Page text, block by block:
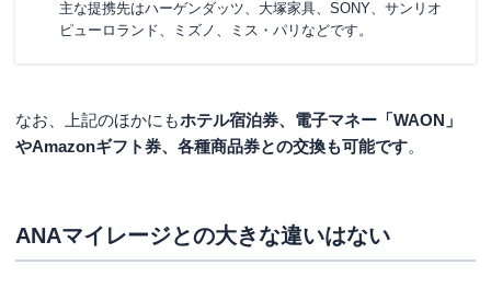
主な提携先はハーゲンダッツ、大塚家具、SONY、サンリオ
ピューロランド、ミズノ、ミス・パリなどです。
なお、上記のほかにもホテル宿泊券、電子マネー「WAON」
やAmazonギフト券、各種商品券との交換も可能です。
ANAマイレージとの大きな違いはない